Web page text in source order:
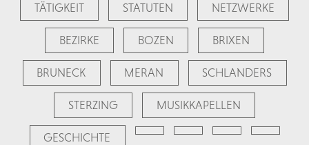
TÄTIGKEIT STATUTEN NETZWERKE
BEZIRKE BOZEN BRIXEN
BRUNECK MERAN SCHLANDERS
STERZING MUSIKKAPELLEN
GESCHICHTE